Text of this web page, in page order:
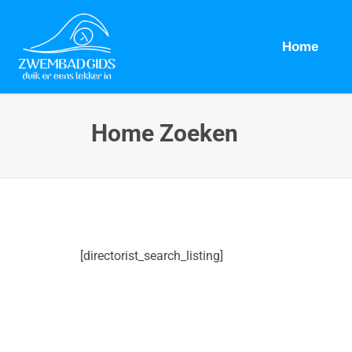
Home
Home Zoeken
[directorist_search_listing]